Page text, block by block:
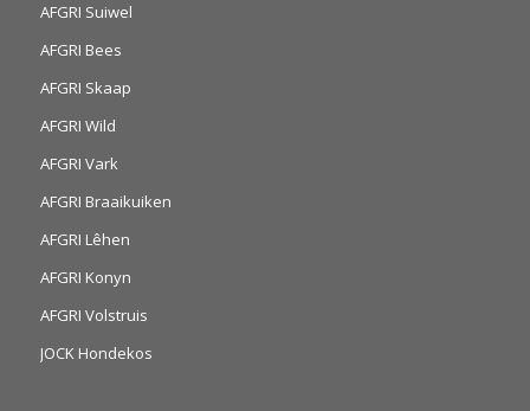
AFGRI Suiwel
AFGRI Bees
AFGRI Skaap
AFGRI Wild
AFGRI Vark
AFGRI Braaikuiken
AFGRI Lêhen
AFGRI Konyn
AFGRI Volstruis
JOCK Hondekos